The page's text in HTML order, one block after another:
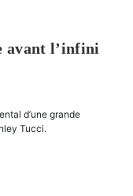
avant l’infini
d’une grande
Tucci.